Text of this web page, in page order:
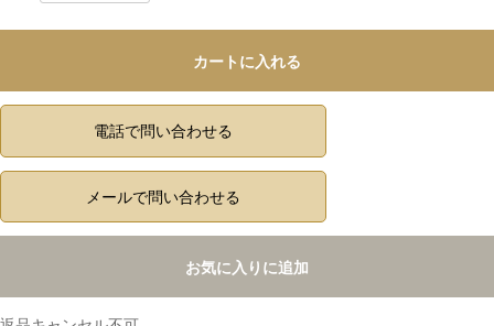
カートに入れる
電話で問い合わせる
メールで問い合わせる
お気に入りに追加